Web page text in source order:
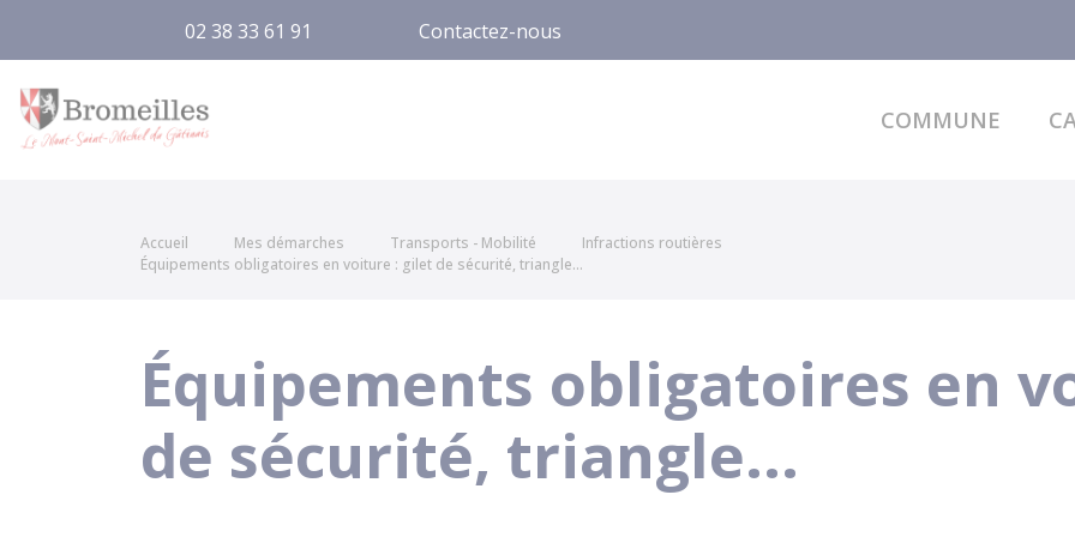
02 38 33 61 91 Contactez-nous
COMMUNE
Accueil Mes démarches Transports - Mobilité
Infractions routières
Équipements obligatoires en voiture : gilet de sécurité, triangle...
Équipements obligatoires en
de sécurité, triangle...